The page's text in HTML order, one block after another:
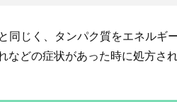
同じく、タンパク質をエネルギ
などの症状があった時に処方さ